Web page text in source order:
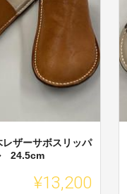
ザーサボスリッパ
24.5cm
¥13,200